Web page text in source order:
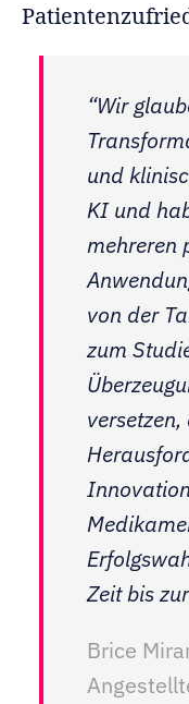
“Wir
und
KI und
mehreren
von der
zum
Zeit bis
Brice